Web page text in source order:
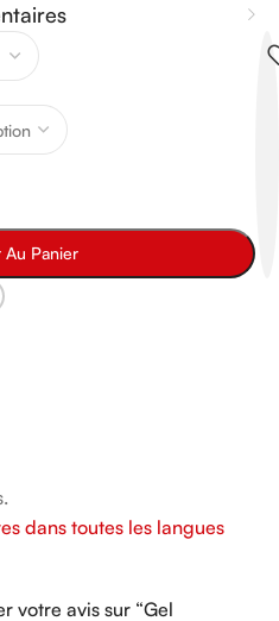
Au Panier
dans toutes les langues
votre avis sur “Gel